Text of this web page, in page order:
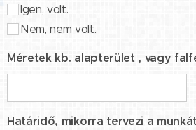
Igen, volt.
Nem, nem volt.
Méretek kb. alapterület , vagy
Határidő, mikorra tervezi a